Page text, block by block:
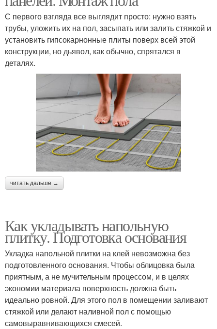
С первого взгляда все выглядит просто: нужно взять
трубы, уложить их на пол, засыпать или залить стяжкой и
установить гипсокарнонные плиты поверх всей этой
конструкции, но дьявол, как обычно, спрятался в
деталях.
читать дальше →
Как укладывать напольную
плитку. Подготовка основания
Укладка напольной плитки на клей невозможна без
подготовленного основания. Чтобы облицовка была
приятным, а не мучительным процессом, и в целях
экономии материала поверхность должна быть
идеально ровной. Для этого пол в помещении заливают
стяжкой или делают наливной пол с помощью
самовыравнивающихся смесей.